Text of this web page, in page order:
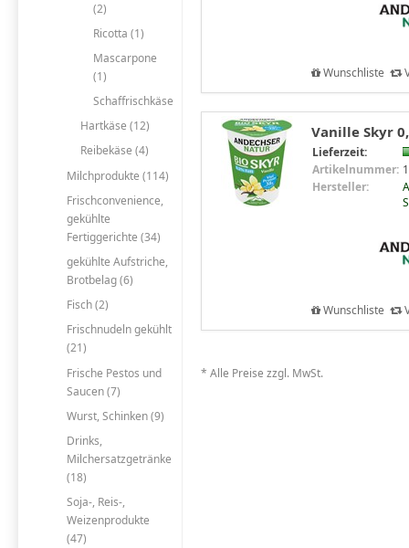
(2)
Ricotta (1)
Mascarpone
(1)
Schaffrischkäse
Hartkäse (12)
Reibekäse (4)
Milchprodukte (114)
Frischconvenience,
gekühlte
Fertiggerichte (34)
gekühlte Aufstriche,
Brotbelag (6)
Fisch (2)
Frischnudeln gekühlt
(21)
Frische Pestos und
Saucen (7)
Wurst, Schinken (9)
Drinks,
Milchersatzgetränke
(18)
Soja-, Reis-,
Weizenprodukte
(47)
Wunschliste
Vanille Skyr
Lieferzeit:
Artikelnummer:
Hersteller:
Wunschliste
* Alle Preise zzgl. MwSt.